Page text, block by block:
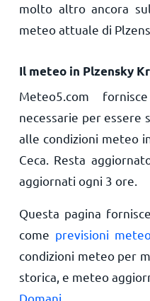
molto altro ancora
meteo attuale di
Il meteo in Plzensky
Meteo5.com
necessarie per essere
alle condizioni meteo
Ceca. Resta
aggiornati ogni 3 ore.
Questa pagina
come previsioni
condizioni meteo per
storica, e meteo
Domani